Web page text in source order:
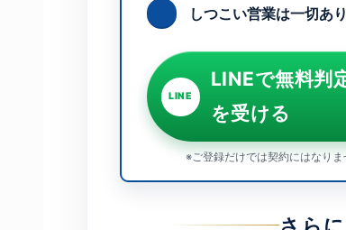
しつこい営業は一切あ
LINE
LINEで無料判
を受ける
※ご登録だけでは契約にはなりま